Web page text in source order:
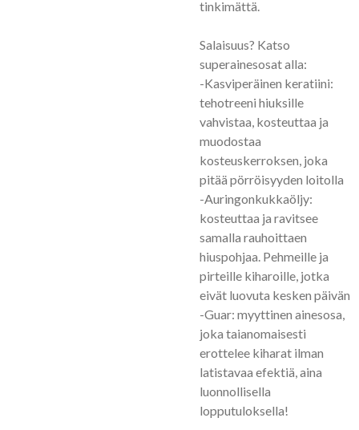
tinkimättä.
Salaisuus? Katso
superainesosat alla:
-Kasviperäinen keratiini:
tehotreeni hiuksille
vahvistaa, kosteuttaa ja
muodostaa
kosteuskerroksen, joka
pitää pörröisyyden loitolla
-Auringonkukkaöljy:
kosteuttaa ja ravitsee
samalla rauhoittaen
hiuspohjaa. Pehmeille ja
pirteille kiharoille, jotka
eivät luovuta kesken päivän
-Guar: myyttinen ainesosa,
joka taianomaisesti
erottelee kiharat ilman
latistavaa efektiä, aina
luonnollisella
lopputuloksella!